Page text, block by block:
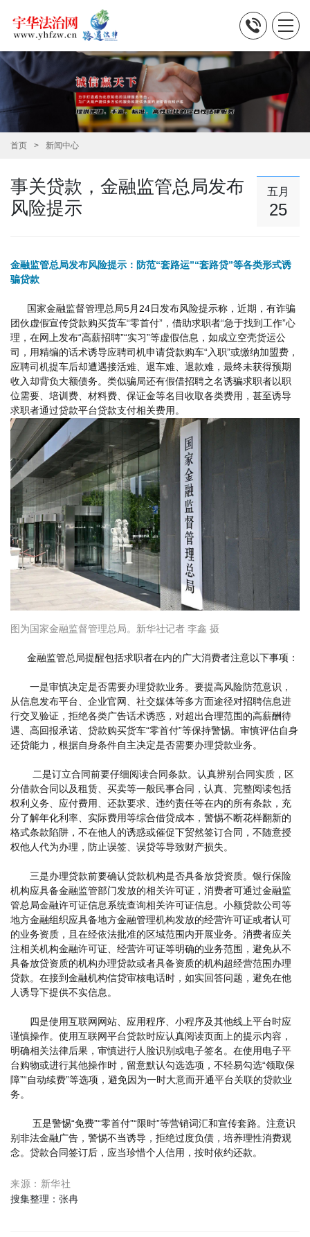
首页 新闻中心
事关贷款，金融监管总局发布
风险提示
五月
25
金融监管总局发布风险提示：防范“套路运”“套路贷”等各类形式诱
骗贷款
国家金融监督管理总局5月24日发布风险提示称，近期，有诈骗
团伙虚假宣传贷款购买货车“零首付”，借助求职者“急于找到工作”心
理，在网上发布“高薪招聘”“实习”等虚假信息，如成立空壳货运公
司，用精编的话术诱导应聘司机申请贷款购车“入职”或缴纳加盟费，
应聘司机提车后却遭遇接活难、退车难、退款难，最终未获得预期
收入却背负大额债务。类似骗局还有假借招聘之名诱骗求职者以职
位需要、培训费、材料费、保证金等名目收取各类费用，甚至诱导
求职者通过贷款平台贷款支付相关费用。
图为国家金融监督管理总局。新华社记者 李鑫 摄
金融监管总局提醒包括求职者在内的广大消费者注意以下事项：
一是审慎决定是否需要办理贷款业务。要提高风险防范意识，
从信息发布平台、企业官网、社交媒体等多方面途径对招聘信息进
行交叉验证，拒绝各类广告话术诱惑，对超出合理范围的高薪酬待
遇、高回报承诺、贷款购买货车“零首付”等保持警惕。审慎评估自身
还贷能力，根据自身条件自主决定是否需要办理贷款业务。
二是订立合同前要仔细阅读合同条款。认真辨别合同实质，区
分借款合同以及租赁、买卖等一般民事合同，认真、完整阅读包括
权利义务、应付费用、还款要求、违约责任等在内的所有条款，充
分了解年化利率、实际费用等综合借贷成本，警惕不断花样翻新的
格式条款陷阱，不在他人的诱惑或催促下贸然签订合同，不随意授
权他人代为办理，防止误签、误贷等导致财产损失。
三是办理贷款前要确认贷款机构是否具备放贷资质。银行保险
机构应具备金融监管部门发放的相关许可证，消费者可通过金融监
管总局金融许可证信息系统查询相关许可证信息。小额贷款公司等
地方金融组织应具备地方金融管理机构发放的经营许可证或者认可
的业务资质，且在经依法批准的区域范围内开展业务。消费者应关
注相关机构金融许可证、经营许可证等明确的业务范围，避免从不
具备放贷资质的机构办理贷款或者具备资质的机构超经营范围办理
贷款。在接到金融机构信贷审核电话时，如实回答问题，避免在他
人诱导下提供不实信息。
四是使用互联网网站、应用程序、小程序及其他线上平台时应
谨慎操作。使用互联网平台贷款时应认真阅读页面上的提示内容，
明确相关法律后果，审慎进行人脸识别或电子签名。在使用电子平
台购物或进行其他操作时，留意默认勾选选项，不轻易勾选“领取保
障”“自动续费”等选项，避免因为一时大意而开通平台关联的贷款业
务。
五是警惕“免费”“零首付”“限时”等营销词汇和宣传套路。注意识
别非法金融广告，警惕不当诱导，拒绝过度负债，培养理性消费观
念。贷款合同签订后，应当珍惜个人信用，按时依约还款。
来源：新华社
搜集整理：张冉